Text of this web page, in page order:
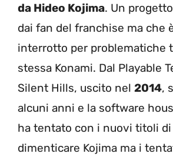
da Hideo Kojima. Un
dai fan del franchise ma che
interrotto per problematiche
stessa Konami. Dal Playable
Silent Hills, uscito nel 2014,
alcuni anni e la software
ha tentato con i nuovi titoli
dimenticare Kojima ma i